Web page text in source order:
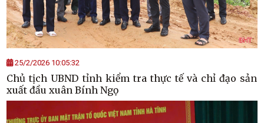
25/2/2026 10:05:32
Chủ tịch UBND tỉnh kiểm tra thực tế và chỉ đạo sản
xuất đầu xuân Bính Ngọ